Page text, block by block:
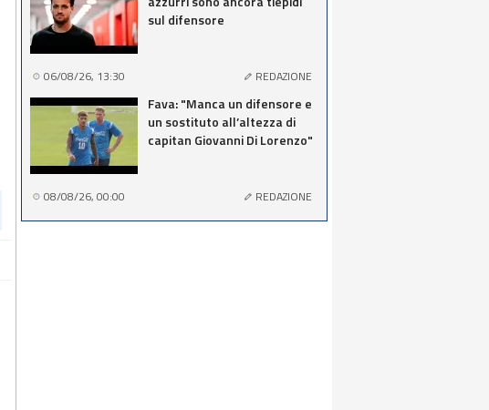
sul difensore
06/08/26, 13:30 REDAZIONE
Fava: "Manca un difensore e
un sostituto all’altezza di
capitan Giovanni Di Lorenzo"
08/08/26, 00:00 REDAZIONE